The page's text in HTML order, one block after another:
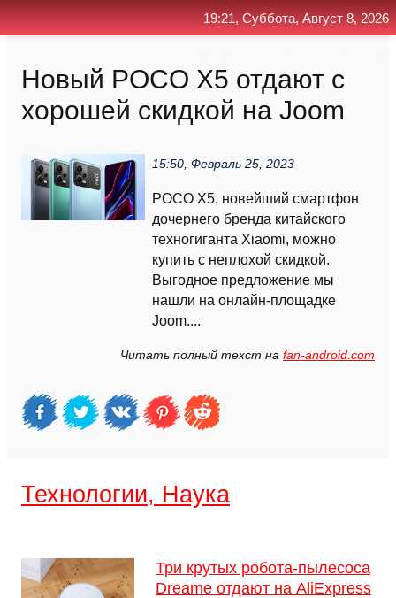
Новый POCO X5 отдают с
хорошей скидкой на Joom
15:50, Февраль 25, 2023
POCO X5, новейший смартфон
дочернего бренда китайского
техногиганта Xiaomi, можно
купить с неплохой скидкой.
Выгодное предложение мы
нашли на онлайн-площадке
Joom....
Читать полный текст на fan-android.com
Технологии, Наука
Три крутых робота-пылесоса
Dreame отдают на AliExpress
19:21, Суббота, Август 8, 2026